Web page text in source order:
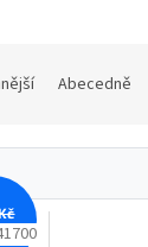
Abecedně